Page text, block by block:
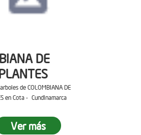
DE
de COLOMBIANA DE
en Cota - Cundinamarca
Ver más